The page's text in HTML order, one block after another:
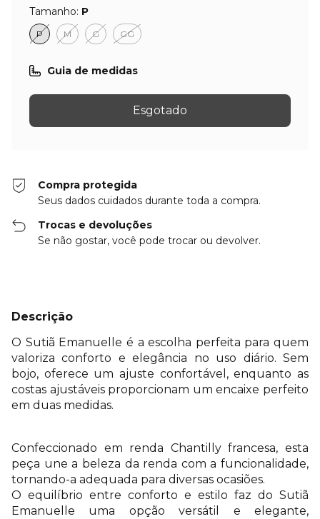
Tamanho: P
P M G GG
Guia de medidas
Compra protegida
Seus dados cuidados durante toda a compra.
Trocas e devoluções
Se não gostar, você pode trocar ou devolver.
Descrição
O Sutiã Emanuelle é a escolha perfeita para quem
valoriza conforto e elegância no uso diário. Sem
bojo, oferece um ajuste confortável, enquanto as
costas ajustáveis proporcionam um encaixe perfeito
em duas medidas.
Confeccionado em renda Chantilly francesa, esta
peça une a beleza da renda com a funcionalidade,
tornando-a adequada para diversas ocasiões.
O equilíbrio entre conforto e estilo faz do Sutiã
Emanuelle uma opção versátil e elegante,